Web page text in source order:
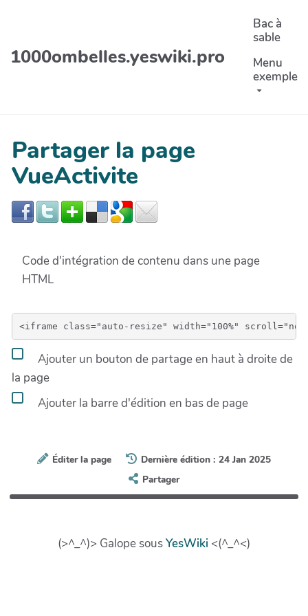
1000ombelles.yeswiki.pro
Bac à
sable
Menu
exemple
Partager la page
VueActivite
Code d'intégration de contenu dans une page
HTML
Ajouter un bouton de partage en haut à droite de
la page
Ajouter la barre d'édition en bas de page
Éditer la page
Dernière édition : 24 Jan 2025
Partager
(>^_^)> Galope sousYesWiki <(^_^<)